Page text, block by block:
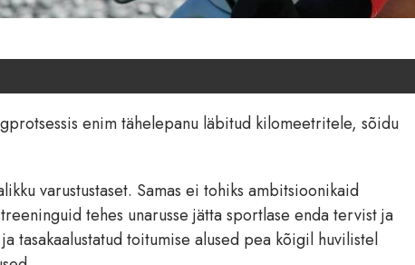
enim tähelepanu läbitud kilomeetritele, sõidu
varustustaset. Samas ei tohiks ambitsioonikaid
tehes unarusse jätta sportlase enda tervist ja
tasakaalustatud toitumise alused pea kõigil huvilistel